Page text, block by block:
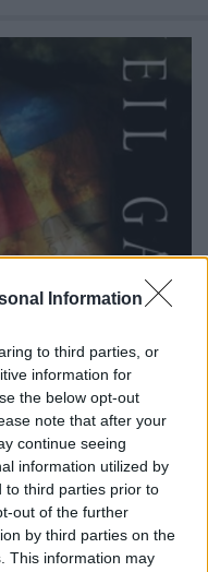
Information
to third parties, or
information for
the below opt-out
note that after your
continue seeing
information utilized by
to third parties prior to
out of the further
by third parties on the
This information may
álmok
És amiről azt
felidézhető álom,
és aztán